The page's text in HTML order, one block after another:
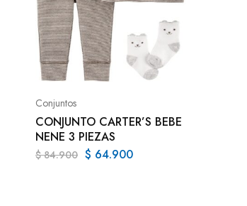
Conjuntos
CONJUNTO CARTER’S BEBE
NENE 3 PIEZAS
$84.900 $ 64.900